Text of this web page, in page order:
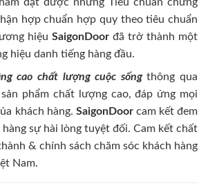
hợp chuẩn hợp quy theo tiêu chuẩn
hiệu SaigonDoor đã trở thành một
hiệu danh tiếng hàng đầu.
cao chất lượng cuộc sốngthông qua
phẩm chất lượng cao, đáp ứng mọi
khách hàng. SaigonDoorcam kết đem
sự hài lòng tuyệt đối. Cam kết chất
& chính sách chăm sóc khách hàng
Nam.